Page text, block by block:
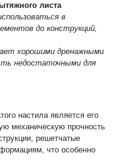
листа
в
до конструкций,
хорошими дренажными
недостаточными для
настила является его
механическую прочность
решетчатые
что особенно